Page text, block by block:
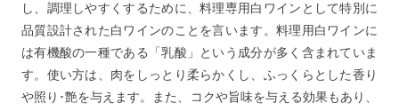
し、調理しやすくするために、料理専用白ワインとして特別に
品質設計された白ワインのことを言います。料理用白ワインに
は有機酸の一種である「乳酸」という成分が多く含まれていま
す。使い方は、肉をしっとり柔らかくし、ふっくらとした香り
や照り･艶を与えます。また、コクや旨味を与える効果もあり、